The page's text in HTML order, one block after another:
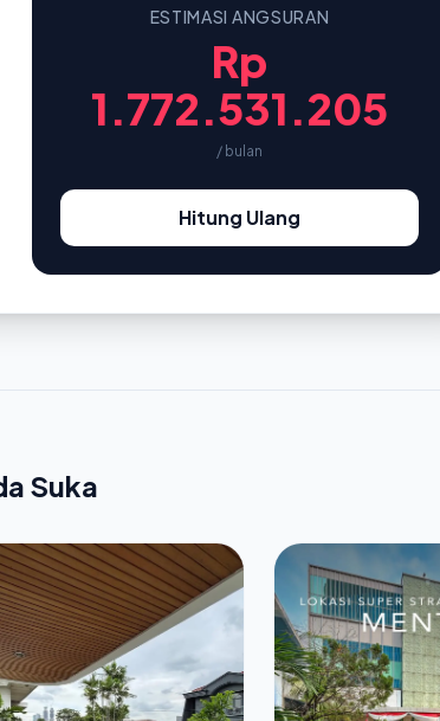
ESTIMASI ANGSURAN
Rp
1.772.531.205
/ bulan
Hitung Ulang
Suka